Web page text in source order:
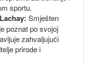
sportu.
Smješten
poznat po svojoj
zahvaljujući
prirode i